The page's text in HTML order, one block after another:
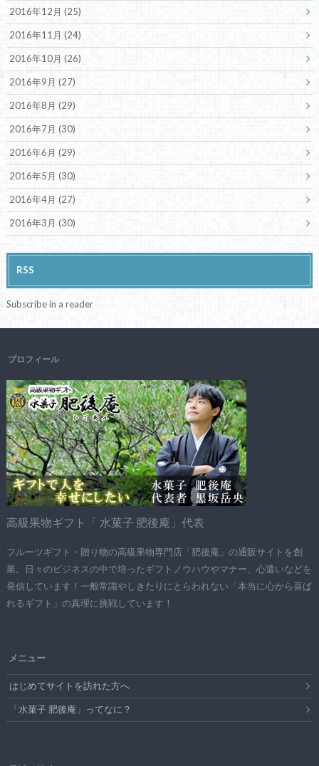
2016年12月 (25)
2016年11月 (24)
2016年10月 (26)
2016年9月 (27)
2016年8月 (29)
2016年7月 (30)
2016年6月 (29)
2016年5月 (30)
2016年4月 (27)
2016年3月 (30)
RSS
Subscribe in a reader
プロフィール
高級果物ギフト「 水菓子 肥後庵」代表
フルーツギフト・贈り物の高級果物専門店「肥後庵」の通販サイトを創
業。日々のビジネスの中で培ったギフトノウハウやマナー、心遣いなどを
発信しています！一般常識やしきたりにとらわれない「本当に心から喜ば
れるギフト」の真理に挑戦しています！
メニュー
はじめてサイトを訪れた方へ
「水菓子 肥後庵」ってなに？